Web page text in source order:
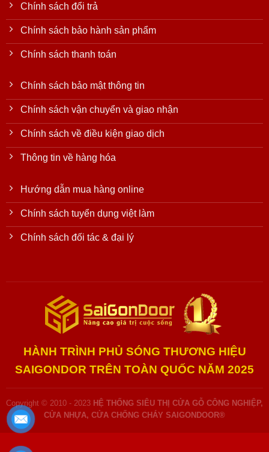
Chính sách đổi trả
Chính sách bảo hành sản phẩm
Chính sách thanh toán
Chính sách bảo mật thông tin
Chính sách vận chuyển và giao nhận
Chính sách về điều kiện giao dịch
Thông tin về hàng hóa
Hướng dẫn mua hàng online
Chính sách tuyển dụng việt làm
Chính sách đối tác & đại lý
HÀNH TRÌNH PHỦ SÓNG THƯƠNG HIỆU
SAIGONDOR TRÊN TOÀN QUỐC NĂM 2025
Copyright © 2010 - 2023 HỆ THỐNG SIÊU THỊ CỬA GỖ CÔNG NGHIỆP,
CỬA NHỰA, CỬA CHỐNG CHÁY SAIGONDOOR®